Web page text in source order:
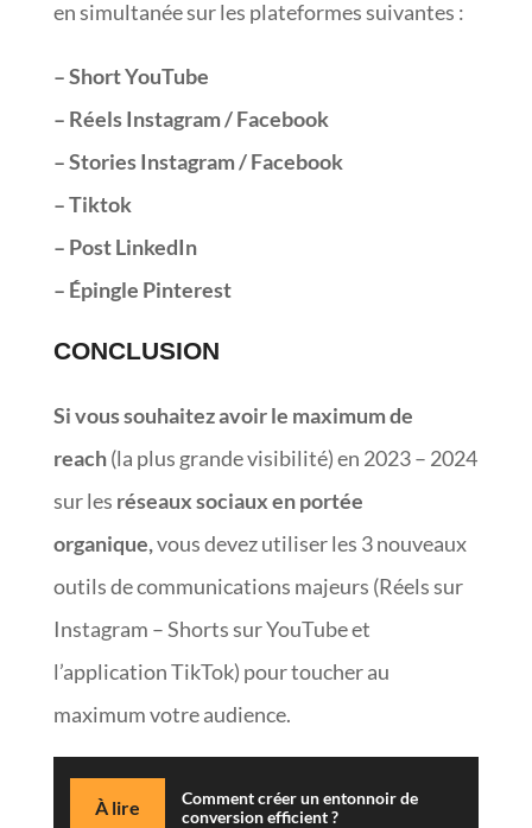
en simultanée sur les plateformes suivantes :
– Short YouTube
– Réels Instagram / Facebook
– Stories Instagram / Facebook
– Tiktok
– Post LinkedIn
– Épingle Pinterest
CONCLUSION
Si vous souhaitez avoir le maximum de
reach(la plus grande visibilité) en 2023 – 2024
sur les réseaux sociaux en portée
organique,vous devez utiliser les 3 nouveaux
outils de communications majeurs (Réels sur
Instagram – Shorts sur YouTube et
l’application TikTok) pour toucher au
maximum votre audience.
À lire
Comment créer un entonnoir de
conversion efficient ?